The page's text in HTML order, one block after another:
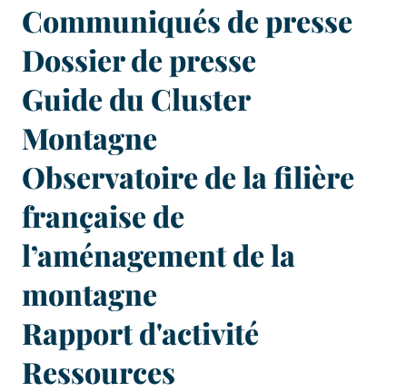
Communiqués de presse
Dossier de presse
Guide du Cluster
Montagne
Observatoire de la filière
française de
l’aménagement de la
montagne
Rapport d'activité
Ressources